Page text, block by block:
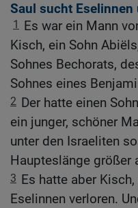
Saul sucht
1
Es war ein Mann
Kisch, ein Sohn
Sohnes Bechorats,
Sohnes eines
2 Der hatte einen
ein junger, schöner
unter den Israeliten
Haupteslänge größer
3 Es hatte aber
Eselinnen verloren.